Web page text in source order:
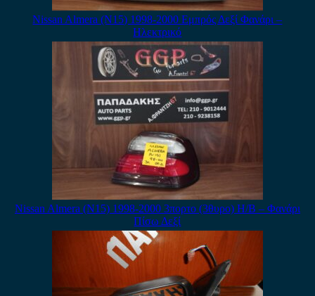
Nissan Almera (N15) 1998-2000 Εμπρός Δεξί Φανάρι –
Ηλεκτρικό
Nissan Almera (N15) 1998-2000 3πορτο (3θυρο) H/B – Φανάρι
Πίσω Δεξί